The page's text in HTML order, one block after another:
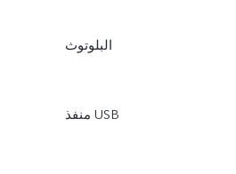
البلوتوث
منفذ USB